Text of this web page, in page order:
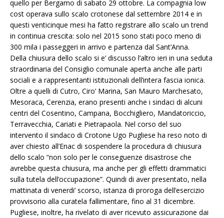
quello per Bergamo di sabato 29 ottobre. La compagnia low
cost operava sullo scalo crotonese dal settembre 2014 e in
questi venticinque mesi ha fatto registrare allo scalo un trend
in continua crescita: solo nel 2015 sono stati poco meno di
300 mila i passeggeri in arrivo e partenza dal Sant’Anna.
Della chiusura dello scalo si e’ discusso l’altro ieri in una seduta
straordinaria del Consiglio comunale aperta anche alle parti
sociali e a rappresentanti istituzionali dell’intera fascia ionica.
Oltre a quelli di Cutro, Ciro’ Marina, San Mauro Marchesato,
Mesoraca, Cerenzia, erano presenti anche i sindaci di alcuni
centri del Cosentino, Campana, Bocchigliero, Mandatoriccio,
Terravecchia, Cariati e Pietrapaola. Nel corso del suo
intervento il sindaco di Crotone Ugo Pugliese ha reso noto di
aver chiesto all’Enac di sospendere la procedura di chiusura
dello scalo “non solo per le conseguenze disastrose che
avrebbe questa chiusura, ma anche per gli effetti drammatici
sulla tutela dell’occupazione”. Quindi di aver presentato, nella
mattinata di venerdi’ scorso, istanza di proroga dell’esercizio
provvisorio alla curatela fallimentare, fino al 31 dicembre.
Pugliese, inoltre, ha rivelato di aver ricevuto assicurazione dai